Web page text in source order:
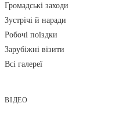
Громадські заходи
Зустрічі й наради
Робочі поїздки
Зарубіжні візити
Всі галереї
ВІДЕО